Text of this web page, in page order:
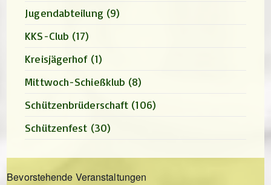
Jugendabteilung (9)
KKS-Club (17)
Kreisjägerhof (1)
Mittwoch-Schießklub (8)
Schützenbrüderschaft (106)
Schützenfest (30)
Bevorstehende Veranstaltungen